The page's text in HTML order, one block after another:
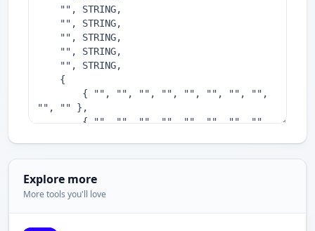
Explore more
More tools you'll love